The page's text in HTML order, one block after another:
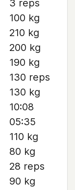
3 reps
100 kg
210 kg
200 kg
190 kg
130 reps
130 kg
10:08
05:35
110 kg
80 kg
28 reps
90 kg